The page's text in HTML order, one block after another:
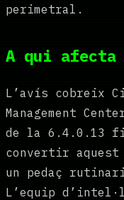
perimetral.
A qui afecta
L’avís cobreix
Management
de la 6.4.0.13
convertir aquest
un pedaç
L’equip